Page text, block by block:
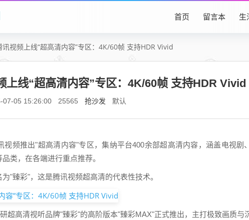
首页 留言本 生
讯视频上线“超高清内容”专区：4K/60帧 支持HDR Vivid
上线“超高清内容”专区：4K/60帧 支持HDR Vivid
07-05 15:26:00 25565 抢沙发 默认
视频推出"超高清内容"专区，集纳平台400余部超高清内容，涵盖电视剧
类，在各端进行重点推荐。
"臻彩"，这是腾讯视频超高清的代表性技术。
超高清视听品牌"臻彩"的高阶版本"臻彩MAX"正式推出，主打极致画质与